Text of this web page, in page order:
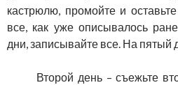
кастрюлю, промойте и
все, как уже описывалось
дни, записывайте все. На пятый
Второй день – съежьте